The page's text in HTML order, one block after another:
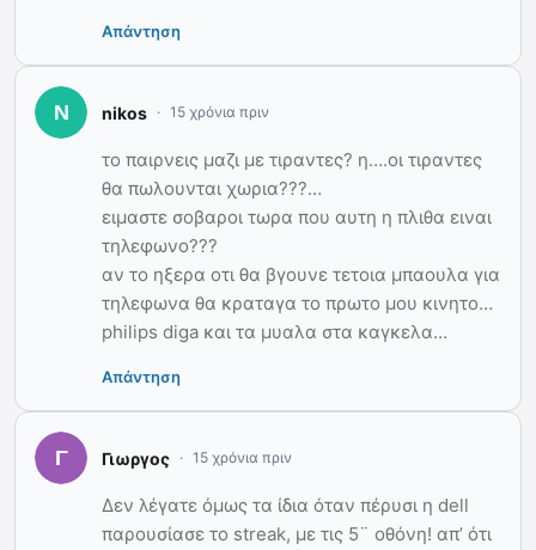
Απάντηση
nikos 15 χρόνια πριν
το παιρνεις μαζι με τιραντες? η….οι τιραντες
θα πωλουνται χωρια???…
ειμαστε σοβαροι τωρα που αυτη η πλιθα ειναι
τηλεφωνο???
αν το ηξερα οτι θα βγουνε τετοια μπαουλα για
τηλεφωνα θα κραταγα το πρωτο μου κινητο…
philips diga και τα μυαλα στα καγκελα…
Απάντηση
Γιωργος 15 χρόνια πριν
Δεν λέγατε όμως τα ίδια όταν πέρυσι η dell
παρουσίασε το streak, με τις 5¨ οθόνη! απ’ ότι